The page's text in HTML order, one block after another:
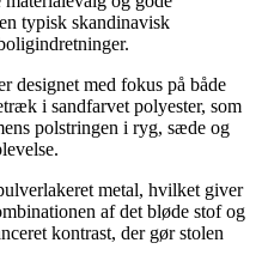
typisk skandinavisk
designet med fokus på både
i sandfarvet polyester, som
polstringen i ryg, sæde og
metal, hvilket giver
af det bløde stof og
kontrast, der gør stolen